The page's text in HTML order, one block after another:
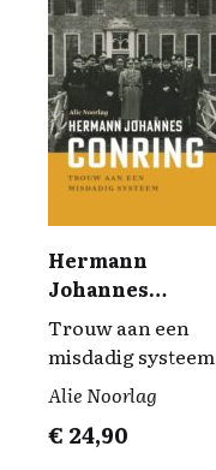
Hermann
Johannes
Conring
Trouw aan een
misdadig systeem
Alie Noorlag
€ 24,90